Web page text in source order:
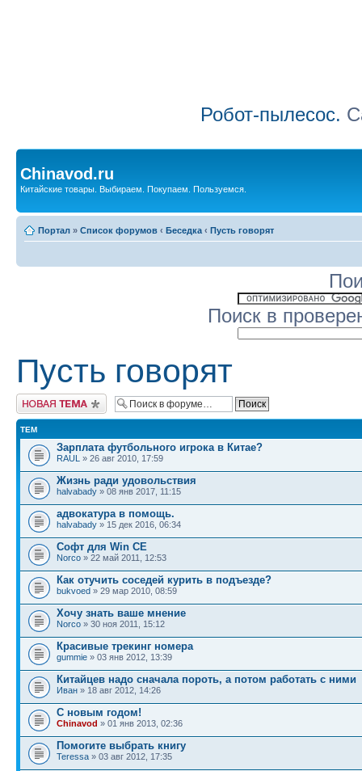
Робот-пылесос.
Chinavod.ru
Китайские товары. Выбираем. Покупаем. Пользуемся.
Портал » Список форумов ‹ Беседка ‹ Пусть говорят
Поиск в
Пусть говорят
Начать новую тему
ТЕМ
Зарплата футбольного игрока в Китае?
RAUL » 26 авг 2010, 17:59
Жизнь ради удовольствия
halvabady » 08 янв 2017, 11:15
адвокатура в помощь.
halvabady » 15 дек 2016, 06:34
Софт для Win CE
Norco » 22 май 2011, 12:53
Как отучить соседей курить в подъезде?
bukvoed » 29 мар 2010, 08:59
Хочу знать ваше мнение
Norco » 30 ноя 2011, 15:12
Красивые трекинг номера
gummie » 03 янв 2012, 13:39
Китайцев надо сначала пороть, а потом работать с ними
Иван » 18 авг 2012, 14:26
С новым годом!
Chinavod » 01 янв 2013, 02:36
Помогите выбрать книгу
Teressa » 03 авг 2012, 17:35